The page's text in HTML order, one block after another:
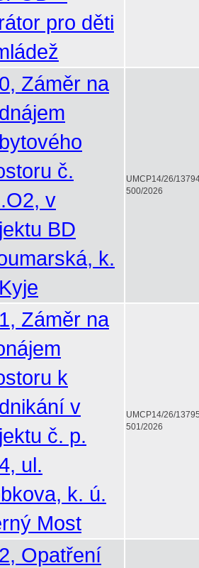
pro děti
Záměr na
č.
v
BD
k.
UMCP14/26/
500/2026
Záměr na
k
v
č. p.
ul.
k. ú.
Most
UMCP14/26/
501/2026
Opatření